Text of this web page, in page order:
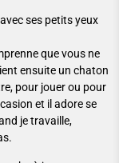
ses petits yeux
que vous ne
ensuite un chaton
pour jouer ou pour
et il adore se
je travaille,